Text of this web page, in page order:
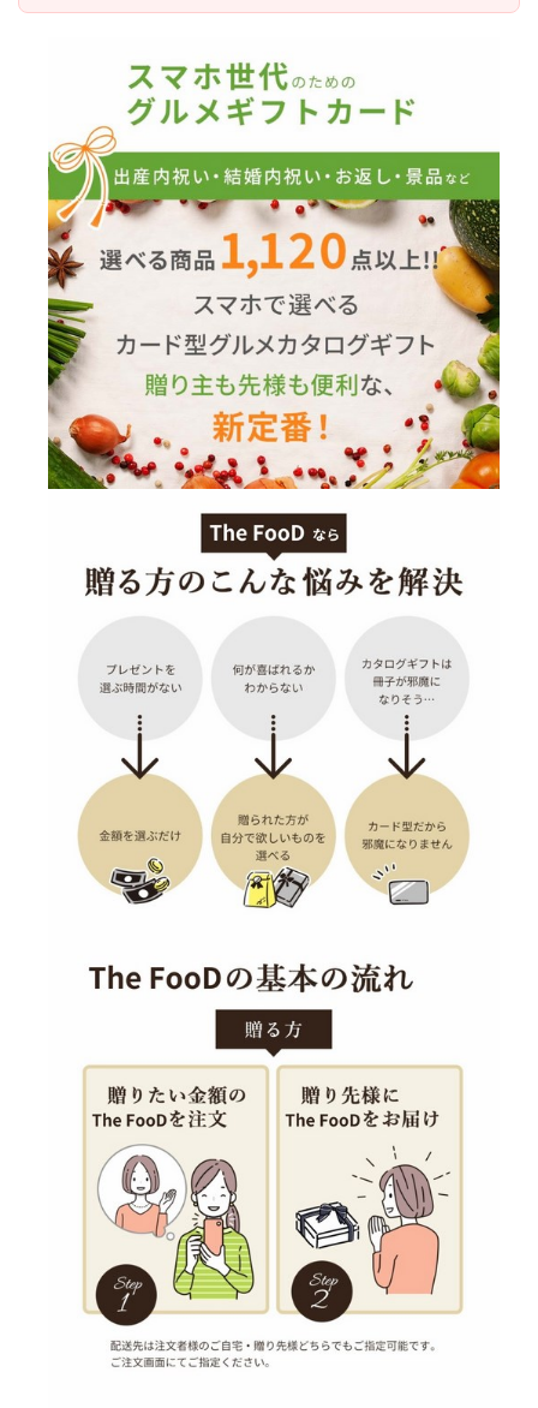
ルメカタログギフトのWEB版です！
メモリカギフトカード専用ウェブサイトは、豊富なグル
メをたくさんご覧いただけます。色んなご用途にお使い
いただけ、本当に喜ばれるギフトランキングです。